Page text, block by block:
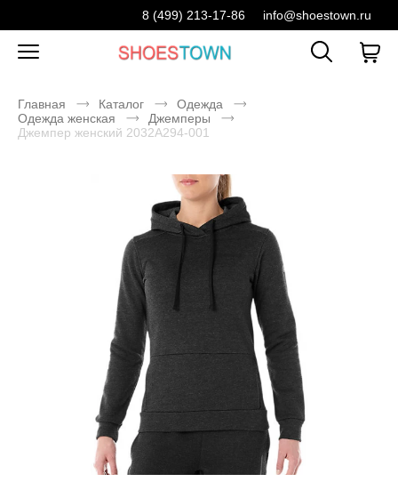
8 (499) 213-17-86 info@shoestown.ru
Главная Каталог
Одежда
Одежда женская
Джемперы
Джемпер женский 2032A294-001